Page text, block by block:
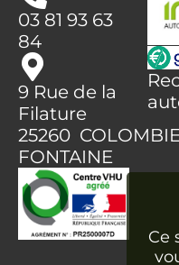
03 81 93 63
84
9 Rue de la
Filature
25260
FONTAINE
Ce